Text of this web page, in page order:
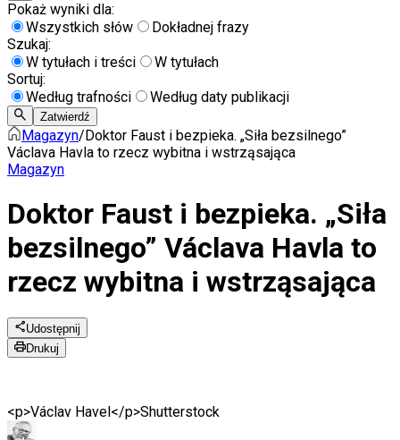
Pokaż wyniki dla:
Wszystkich słów
Dokładnej frazy
Szukaj:
W tytułach i treści
W tytułach
Sortuj:
Według trafności
Według daty publikacji
Zatwierdź
Magazyn/Doktor Faust i bezpieka. „Siła bezsilnego”
Václava Havla to rzecz wybitna i wstrząsająca
Magazyn
Doktor Faust i bezpieka. „Siła
bezsilnego” Václava Havla to
rzecz wybitna i wstrząsająca
Udostępnij
Drukuj
<p>Václav Havel</p>Shutterstock